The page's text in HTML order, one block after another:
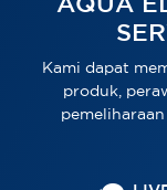
AQUA
Kami dapat
produk,